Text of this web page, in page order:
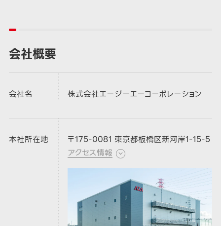
会社概要
会社名 株式会社エージーエーコーポレーション
本社所在地
〒175-0081 東京都板橋区新河岸1-15-5
アクセス情報